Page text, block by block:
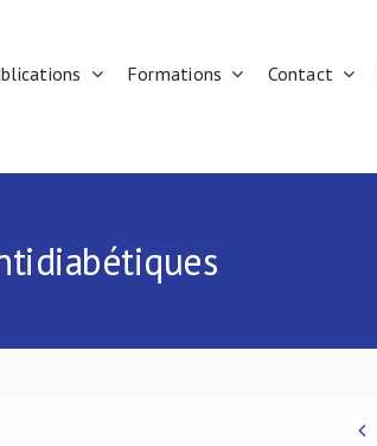
Formations Contact